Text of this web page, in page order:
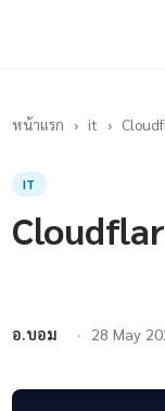
หน้าแรก › it ›
IT
อ.บอม 28 May